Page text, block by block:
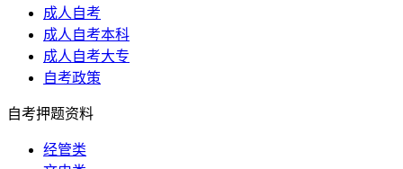
成人自考
成人自考本科
成人自考大专
自考政策
自考押题资料
经管类